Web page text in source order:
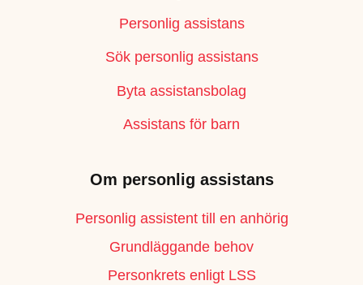
Personlig assistans
Sök personlig assistans
Byta assistansbolag
Assistans för barn
Om personlig assistans
Personlig assistent till en anhörig
Grundläggande behov
Personkrets enligt LSS